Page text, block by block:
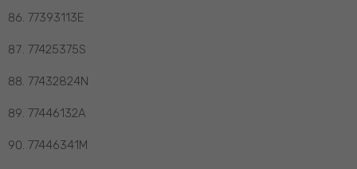
77393113E
77425375S
77432824N
77446132A
77446341M